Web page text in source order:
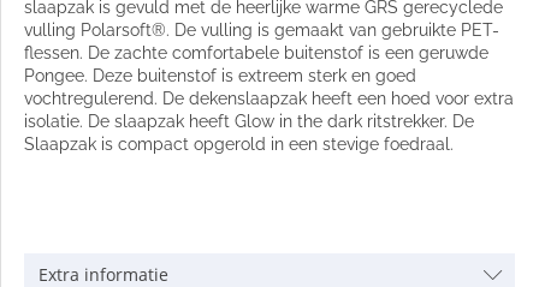
slaapzak is gevuld met de heerlijke warme GRS gerecyclede
vulling Polarsoft®. De vulling is gemaakt van gebruikte PET-
flessen. De zachte comfortabele buitenstof is een geruwde
Pongee. Deze buitenstof is extreem sterk en goed
vochtregulerend. De dekenslaapzak heeft een hoed voor extra
isolatie. De slaapzak heeft Glow in the dark ritstrekker. De
Slaapzak is compact opgerold in een stevige foedraal.
Extra informatie